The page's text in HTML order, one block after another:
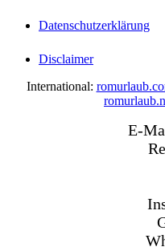
Datenschutzerklärung
Disclaimer
International:
E-